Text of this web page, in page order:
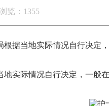
览：1355
据当地实际情况自行决
实际情况自行决定，一